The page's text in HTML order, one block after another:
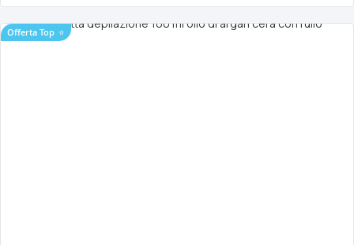
Offerta Top ⭐